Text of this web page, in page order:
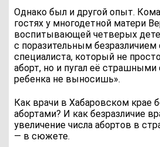
Однако был и другой опыт.
гостях у многодетной матери
воспитывающей четверых
с поразительным
специалиста, который не
аборт, но и пугал её
ребенка не выносишь».
Как врачи в Хабаровском крае
абортами? И как безразличие
увеличение числа абортов в
— в сюжете.